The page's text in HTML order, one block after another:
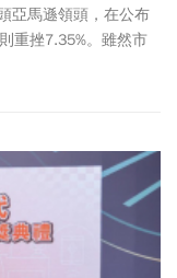
亞馬遜領頭，在公布
重挫7.35%。雖然市
點或0.53%，費
3000點但成交量僅
隔日常會面臨震盪格
期強勁支撐點，就算